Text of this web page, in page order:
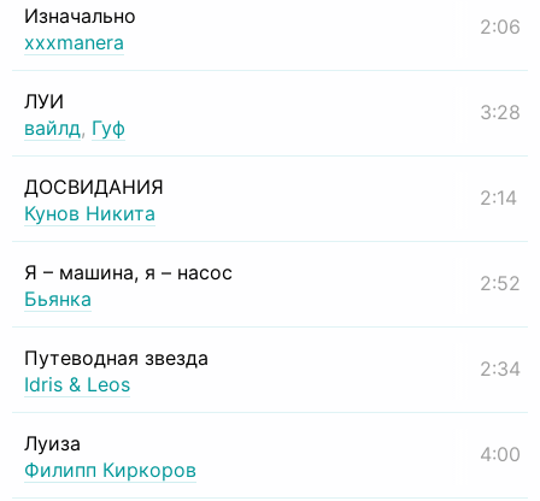
Изначально
xxxmanera
2:06
ЛУИ
вайлд, Гуф
3:28
ДОСВИДАНИЯ
Кунов Никита
2:14
Я – машина, я – насос
Бьянка
2:52
Путеводная звезда
Idris & Leos
2:34
Луиза
Филипп Киркоров
4:00